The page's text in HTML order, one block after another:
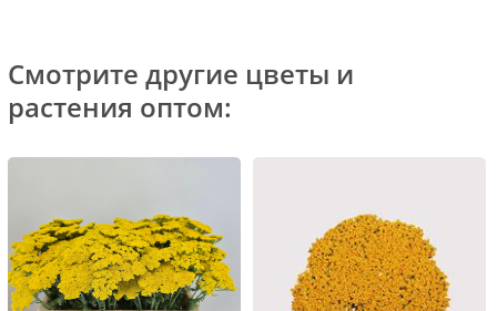
Смотрите другие цветы и
растения оптом: